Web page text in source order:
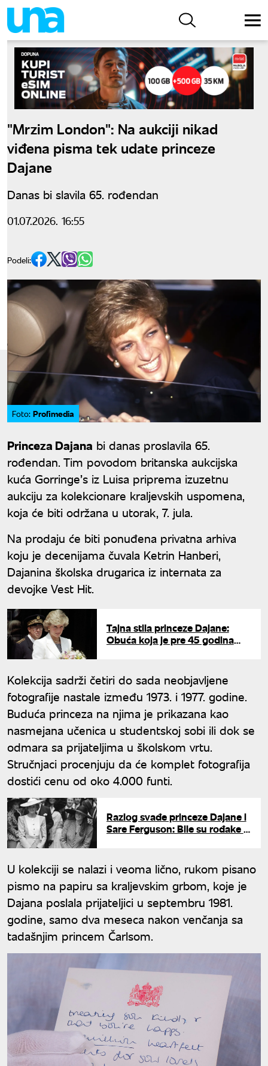
"Mrzim London": Na aukciji nikad
viđena pisma tek udate princeze
Dajane
Danas bi slavila 65. rođendan
01.07.2026. 16:55
Podeli:
Foto: Profimedia
Princeza Dajana bi danas proslavila 65.
rođendan. Tim povodom britanska aukcijska
kuća Gorringe’s iz Luisa priprema izuzetnu
aukciju za kolekcionare kraljevskih uspomena,
koja će biti održana u utorak, 7. jula.
Na prodaju će biti ponuđena privatna arhiva
koju je decenijama čuvala Ketrin Hanberi,
Dajanina školska drugarica iz internata za
devojke Vest Hit.
Tajna stila princeze Dajane:
Obuća koja je pre 45 godina
Kolekcija sadrži četiri do sada neobjavljene
fotografije nastale između 1973. i 1977. godine.
Buduća princeza na njima je prikazana kao
nasmejana učenica u studentskoj sobi ili dok se
odmara sa prijateljima u školskom vrtu.
Stručnjaci procenjuju da će komplet fotografija
dostići cenu od oko 4.000 funti.
Razlog svađe princeze Dajane i
Sare Ferguson: Bile su rođake i
U kolekciji se nalazi i veoma lično, rukom pisano
pismo na papiru sa kraljevskim grbom, koje je
Dajana poslala prijateljici u septembru 1981.
godine, samo dva meseca nakon venčanja sa
tadašnjim princem Čarlsom.